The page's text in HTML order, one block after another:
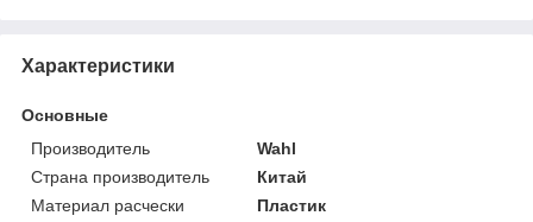
Характеристики
Основные
Производитель
Wahl
Страна производитель
Китай
Материал расчески
Пластик